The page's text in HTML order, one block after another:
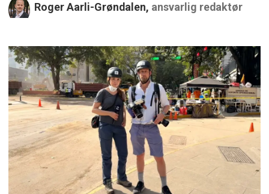
Roger Aarli-Grøndalen, ansvarlig redaktør